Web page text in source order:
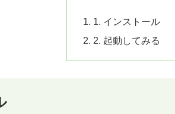
1. インストール
2. 起動してみる